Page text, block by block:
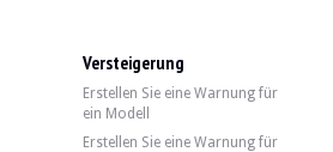
Versteigerung
Erstellen Sie eine Warnung für
ein Modell
Erstellen Sie eine Warnung für